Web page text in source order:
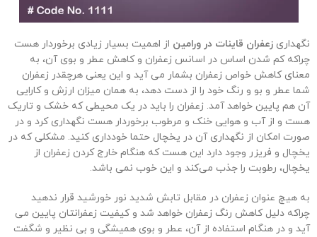
نگهداری زعفران قاینات در ورامین از اهمیت بسیار زیادی برخوردار هست
چراکه کم شدن اساس در اسانس زعفران و کاهش عطر و بوی آن، به
معنای کاهش خواص زعفران بشمار می آید و این یعنی هرچقدر زعفران
شما عطر و بو و رنگ خود را از دست دهد، به همان میزان ارزش و کارایی
آن هم پایین خواهد آمد. زعفران را باید در یک محیطی که خشک و تاریک
هست و از آب و هوایی خنک و مرطوب برخوردار هست نگهداری کرد و در
صورت امکان از نگهداری آن در یخچال حتما خودداری کنید. مشکلی که در
یخچال و فریزر وجود دارد این هست که هنگام خارج کردن زعفران از
یخچال، رطوبت را جذب می‌کند و این خوب نمی باشد.
به هیچ عنوان زعفران در مقابل تابش شدید نور خورشید قرار ندهید
چراکه دلیل کاهش رنگ زعفران خواهد شد و کیفیت زعفرانتان پایین می
آید و در هنگام استفاده از آن، عطر و بوی همیشگی و بی نظیر و شگفت